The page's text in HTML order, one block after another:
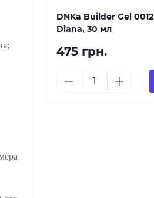
DNKa Builder Gel 0012
Diana, 30 мл
475 грн.